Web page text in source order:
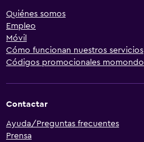
Quiénes somos
Empleo
Móvil
Cómo funcionan nuestros servicios
Códigos promocionales momondo
Contactar
Ayuda/Preguntas frecuentes
Prensa